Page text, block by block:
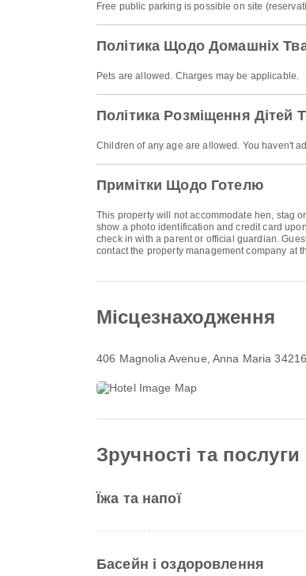
Free public parking is possible on site
Політика Щодо Домашніх
Pets are allowed. Charges may be applicable.
Політика Розміщення Дітей
Children of any age are allowed. You haven't
Примітки Щодо Готелю
This property will not accommodate hen, stag
show a photo identification and credit card
check in with a parent or official guardian.
contact the property management company at
Місцезнаходження
406 Magnolia Avenue , Anna Maria 34216
Зручності та послуги
Їжа та напої
Басейн і оздоровлення